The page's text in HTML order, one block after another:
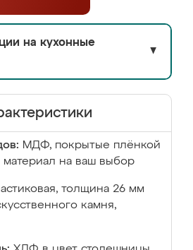
на кухонные
▼
МДФ, покрытые плёнкой
материал на ваш выбор
толщина 26 мм
камня,